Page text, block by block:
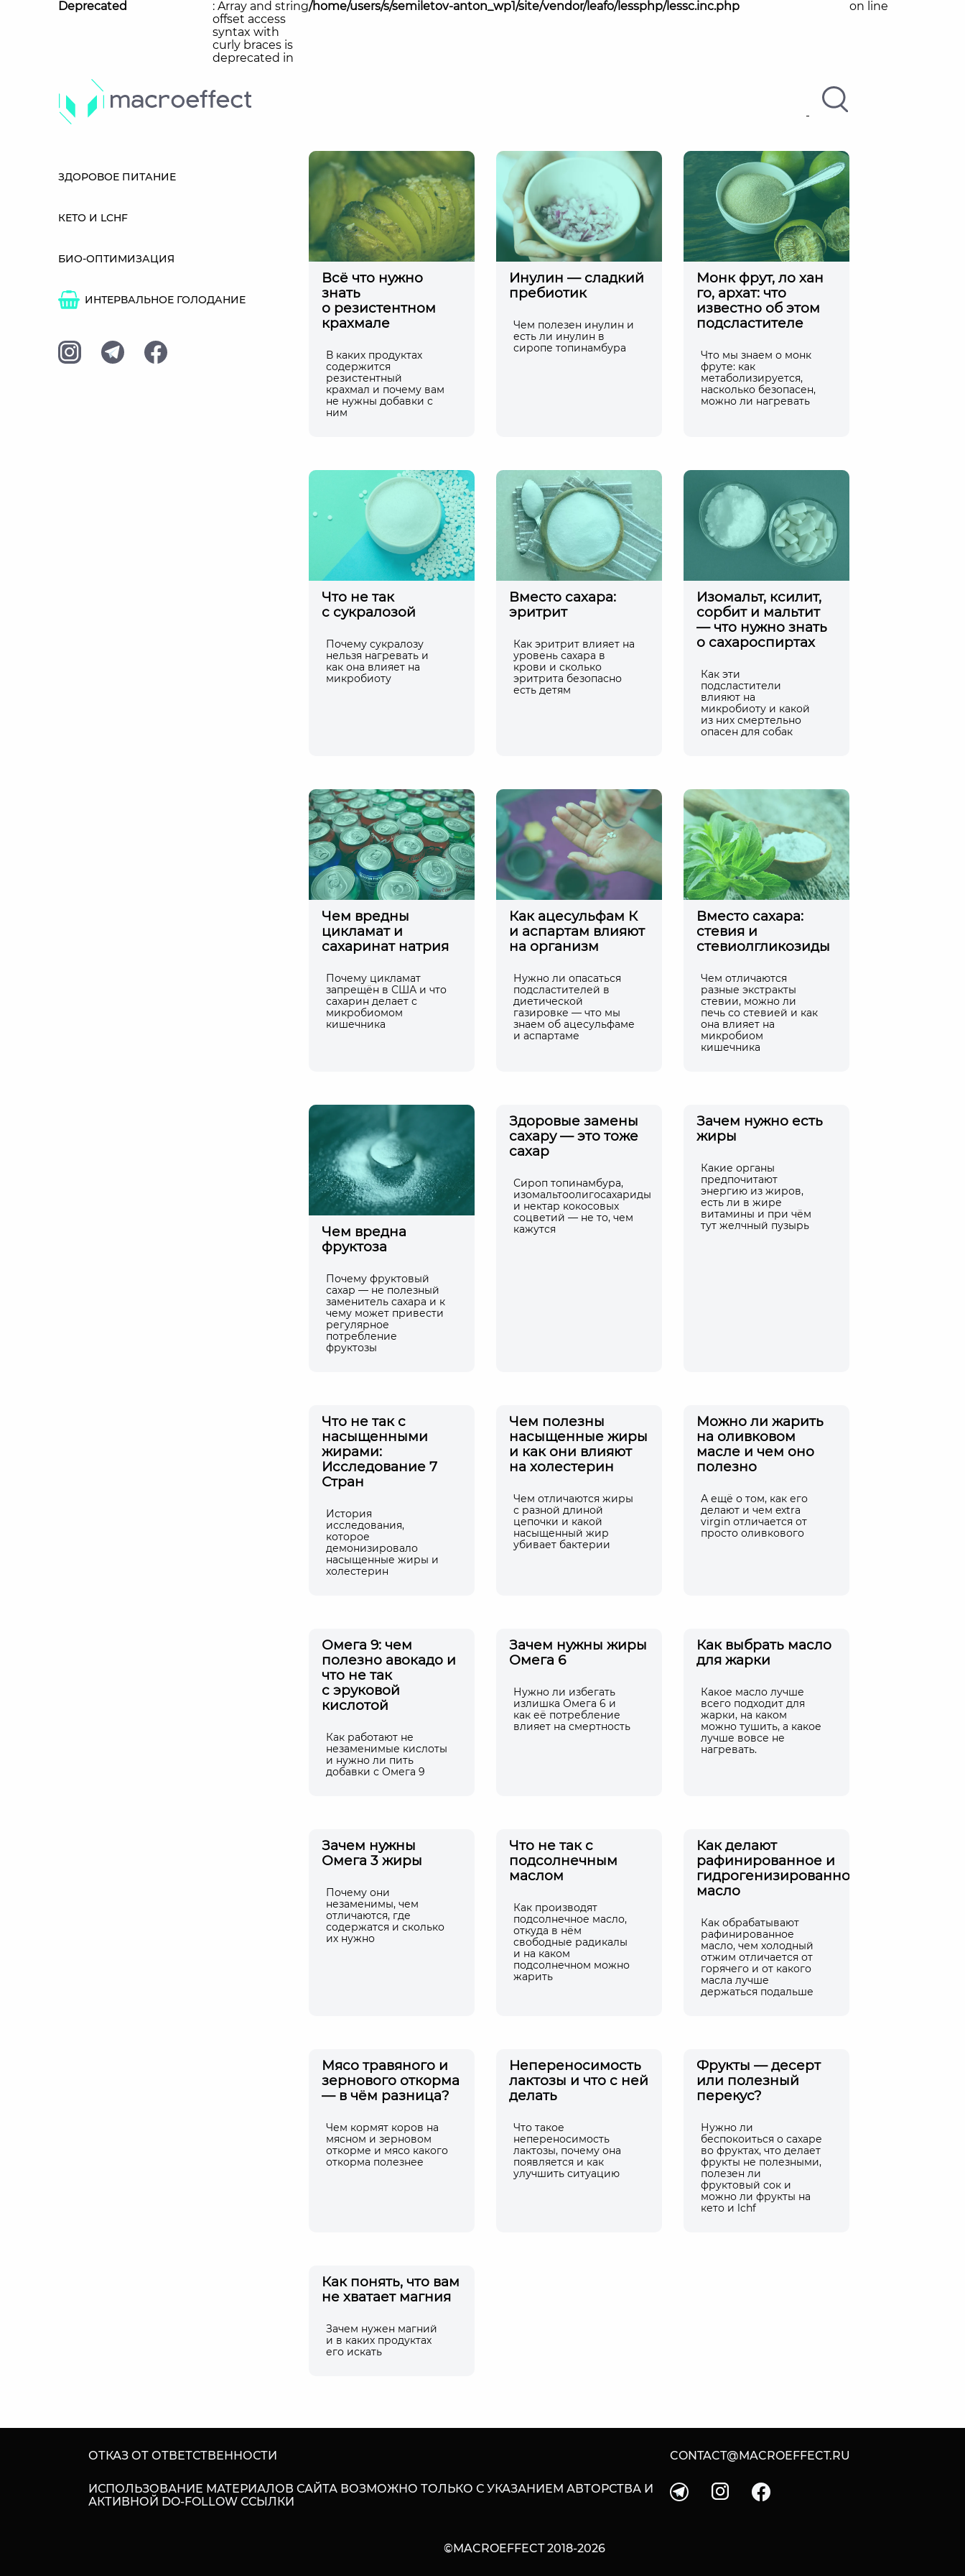
Deprecated
: Array and string
offset access
syntax with
curly braces is
deprecated in
/home/users/s/semiletov-anton_wp1/site/vendor/leafo/lessphp/lessc.inc.php on line
ЗДОРОВОЕ ПИТАНИЕ
КЕТО И LCHF
БИО-ОПТИМИЗАЦИЯ
ИНТЕРВАЛЬНОЕ ГОЛОДАНИЕ
Всё что нужно
знать
о резистентном
крахмале
В каких продуктах
содержится
резистентный
крахмал и почему вам
не нужны добавки с
ним
Инулин — сладкий
пребиотик
Чем полезен инулин и
есть ли инулин в
сиропе топинамбура
Монк фрут, ло хан
го, архат: что
известно об этом
подсластителе
Что мы знаем о монк
фруте: как
метаболизируется,
насколько безопасен,
можно ли нагревать
Что не так
с сукралозой
Почему сукралозу
нельзя нагревать и
как она влияет на
микробиоту
Вместо сахара:
эритрит
Как эритрит влияет на
уровень сахара в
крови и сколько
эритрита безопасно
есть детям
Изомальт, ксилит,
сорбит и мальтит
— что нужно знать
о сахароспиртах
Как эти
подсластители
влияют на
микробиоту и какой
из них смертельно
опасен для собак
Чем вредны
цикламат и
сахаринат натрия
Почему цикламат
запрещён в США и что
сахарин делает с
микробиомом
кишечника
Как ацесульфам К
и аспартам влияют
на организм
Нужно ли опасаться
подсластителей в
диетической
газировке — что мы
знаем об ацесульфаме
и аспартаме
Вместо сахара:
стевия и
стевиолгликозиды
Чем отличаются
разные экстракты
стевии, можно ли
печь со стевией и как
она влияет на
микробиом
кишечника
Чем вредна
фруктоза
Почему фруктовый
сахар — не полезный
заменитель сахара и к
чему может привести
регулярное
потребление
фруктозы
Здоровые замены
сахару — это тоже
сахар
Сироп топинамбура,
изомальтоолигосахариды
и нектар кокосовых
соцветий — не то, чем
кажутся
Зачем нужно есть
жиры
Какие органы
предпочитают
энергию из жиров,
есть ли в жире
витамины и при чём
тут желчный пузырь
Что не так с
насыщенными
жирами:
Исследование 7
Стран
История
исследования,
которое
демонизировало
насыщенные жиры и
холестерин
Чем полезны
насыщенные жиры
и как они влияют
на холестерин
Чем отличаются жиры
с разной длиной
цепочки и какой
насыщенный жир
убивает бактерии
Можно ли жарить
на оливковом
масле и чем оно
полезно
А ещё о том, как его
делают и чем extra
virgin отличается от
просто оливкового
Омега 9: чем
полезно авокадо и
что не так
с эруковой
кислотой
Как работают не
незаменимые кислоты
и нужно ли пить
добавки с Омега 9
Зачем нужны жиры
Омега 6
Нужно ли избегать
излишка Омега 6 и
как её потребление
влияет на смертность
Как выбрать масло
для жарки
Какое масло лучше
всего подходит для
жарки, на каком
можно тушить, а какое
лучше вовсе не
нагревать.
Зачем нужны
Омега 3 жиры
Почему они
незаменимы, чем
отличаются, где
содержатся и сколько
их нужно
Что не так с
подсолнечным
маслом
Как производят
подсолнечное масло,
откуда в нём
свободные радикалы
и на каком
подсолнечном можно
жарить
Как делают
рафинированное и
гидрогенизированное
масло
Как обрабатывают
рафинированное
масло, чем холодный
отжим отличается от
горячего и от какого
масла лучше
держаться подальше
Мясо травяного и
зернового откорма
— в чём разница?
Чем кормят коров на
мясном и зерновом
откорме и мясо какого
откорма полезнее
Непереносимость
лактозы и что с ней
делать
Что такое
непереносимость
лактозы, почему она
появляется и как
улучшить ситуацию
Фрукты — десерт
или полезный
перекус?
Нужно ли
беспокоиться о сахаре
во фруктах, что делает
фрукты не полезными,
полезен ли
фруктовый сок и
можно ли фрукты на
кето и lchf
Как понять, что вам
не хватает магния
Зачем нужен магний
и в каких продуктах
его искать
ОТКАЗ ОТ ОТВЕТСТВЕННОСТИ CONTACT@MACROEFFECT.RU
ИСПОЛЬЗОВАНИЕ МАТЕРИАЛОВ САЙТА ВОЗМОЖНО ТОЛЬКО С УКАЗАНИЕМ АВТОРСТВА И
АКТИВНОЙ DO-FOLLOW ССЫЛКИ
©MACROEFFECT 2018-2026